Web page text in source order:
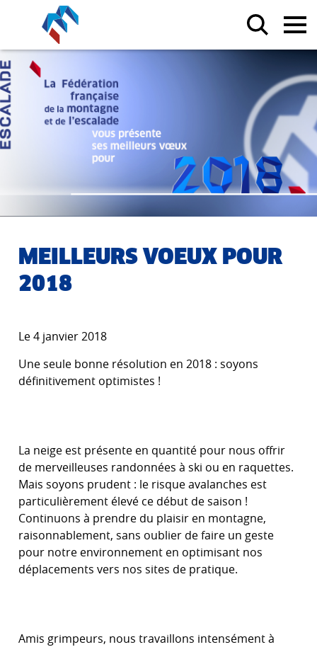
MEILLEURS VOEUX POUR
2018
Le 4 janvier 2018
Une seule bonne résolution en 2018 : soyons
définitivement optimistes !
La neige est présente en quantité pour nous offrir
de merveilleuses randonnées à ski ou en raquettes.
Mais soyons prudent : le risque avalanches est
particulièrement élevé ce début de saison !
Continuons à prendre du plaisir en montagne,
raisonnablement, sans oublier de faire un geste
pour notre environnement en optimisant nos
déplacements vers nos sites de pratique.
Amis grimpeurs, nous travaillons intensément à